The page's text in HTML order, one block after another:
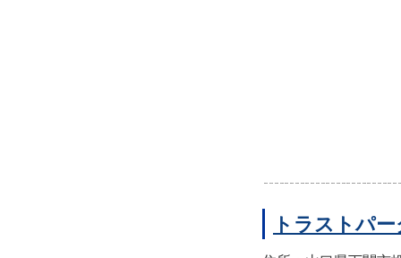
トラストパ